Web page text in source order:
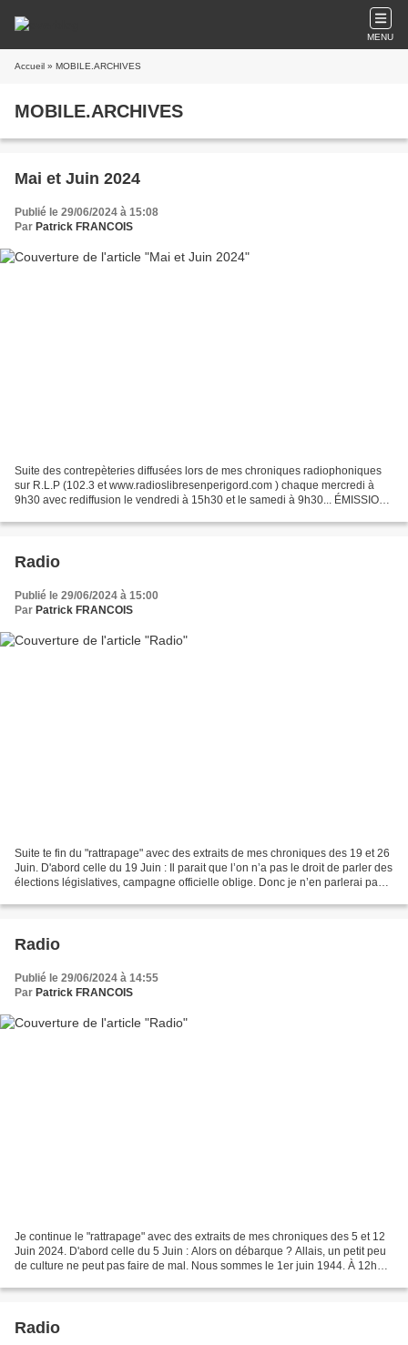
MENU
Accueil » MOBILE.ARCHIVES
MOBILE.ARCHIVES
Mai et Juin 2024
Publié le 29/06/2024 à 15:08
Par Patrick FRANCOIS
Suite des contrepèteries diffusées lors de mes chroniques radiophoniques
sur R.L.P (102.3 et www.radioslibresenperigord.com ) chaque mercredi à
9h30 avec rediffusion le vendredi à 15h30 et le samedi à 9h30... ÉMISSION
Radio
Publié le 29/06/2024 à 15:00
Par Patrick FRANCOIS
Suite te fin du "rattrapage" avec des extraits de mes chroniques des 19 et 26
Juin. D'abord celle du 19 Juin : Il parait que l’on n’a pas le droit de parler des
élections législatives, campagne officielle oblige. Donc je n’en parlerai pas,
Radio
Publié le 29/06/2024 à 14:55
Par Patrick FRANCOIS
Je continue le "rattrapage" avec des extraits de mes chroniques des 5 et 12
Juin 2024. D'abord celle du 5 Juin : Alors on débarque ? Allais, un petit peu
de culture ne peut pas faire de mal. Nous sommes le 1er juin 1944. À 12h30,
Radio